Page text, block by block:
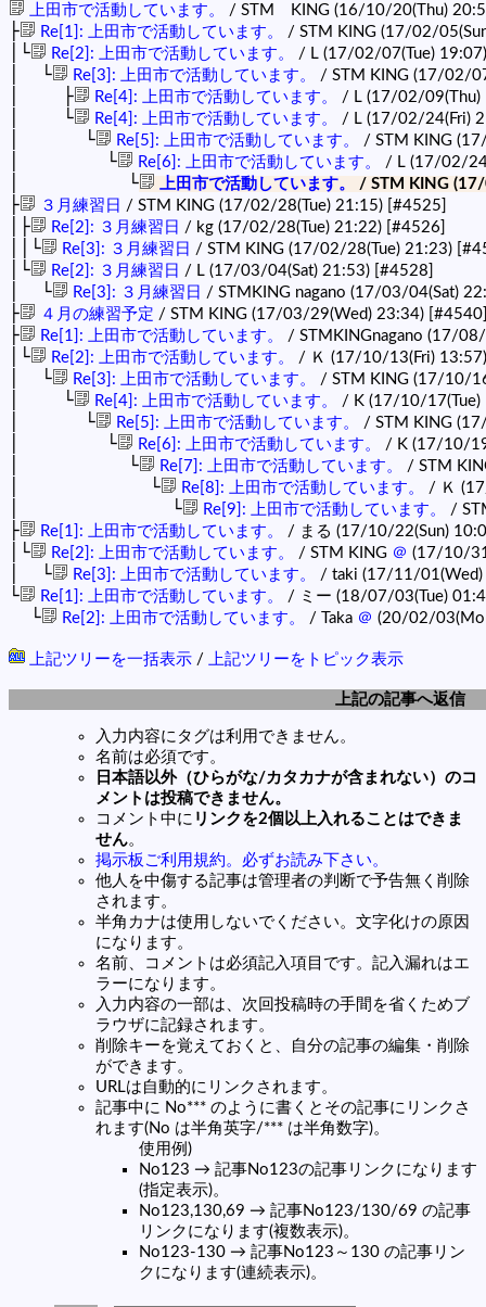
上田市で活動しています。 / STM KING (16/10/20(Thu)
├ Re[1]: 上田市で活動しています。 / STM KING (17/02/
│└ Re[2]: 上田市で活動しています。 / L (17/02/07(Tue)
│ └ Re[3]: 上田市で活動しています。 / STM KING (17/02/
│ ├ Re[4]: 上田市で活動しています。 / L (17/02/
│ └ Re[4]: 上田市で活動しています。 / L (17/02/24(Fri)
│ └ Re[5]: 上田市で活動しています。 / STM KING
│ └ Re[6]: 上田市で活動しています。 / L (17/02/
│ └ 上田市で活動しています。 / STM KING
├ ３月練習日 / STM KING (17/02/28(Tue) 21:15) [#4525]
│├ Re[2]: ３月練習日 / kg (17/02/28(Tue) 21:22) [#4526]
││└ Re[3]: ３月練習日 / STM KING (17/02/28(Tue) 21:23)
│└ Re[2]: ３月練習日 / L (17/03/04(Sat) 21:53) [#4528]
│ └ Re[3]: ３月練習日 / STMKING nagano (17/03/04(Sat)
├ ４月の練習予定 / STM KING (17/03/29(Wed) 23:34)
├ Re[1]: 上田市で活動しています。 / STMKINGnagano (17/
│└ Re[2]: 上田市で活動しています。 / Ｋ (17/10/13(Fri)
│ └ Re[3]: 上田市で活動しています。 / STM KING (17/10/
│ └ Re[4]: 上田市で活動しています。 / K (17/10/
│ └ Re[5]: 上田市で活動しています。 / STM KING
│ └ Re[6]: 上田市で活動しています。 / K (17/10/
│ └ Re[7]: 上田市で活動しています。 / STM
│ └ Re[8]: 上田市で活動しています。 / Ｋ
│ └ Re[9]: 上田市で活動しています。 /
├ Re[1]: 上田市で活動しています。 / まる (17/10/22(Sun)
│└ Re[2]: 上田市で活動しています。 / STM KING ＠ (17/10/
│ └ Re[3]: 上田市で活動しています。 / taki (17/11/
└ Re[1]: 上田市で活動しています。 / ミー (18/07/03(Tue)
└ Re[2]: 上田市で活動しています。 / Taka ＠ (20/02/
上記ツリーを一括表示 / 上記ツリーをトピック表示
上記の記事へ返信
入力内容にタグは利用できません。
名前は必須です。
日本語以外（ひらがな/カタカナが含まれない）のコ
メントは投稿できません。
コメント中に リンクを2個以上入れることはできま
せん。
掲示板ご利用規約。必ずお読み下さい。
他人を中傷する記事は管理者の判断で予告無く削除
されます。
半角カナは使用しないでください。文字化けの原因
になります。
名前、コメントは必須記入項目です。記入漏れはエ
ラーになります。
入力内容の一部は、次回投稿時の手間を省くためブ
ラウザに記録されます。
削除キーを覚えておくと、自分の記事の編集・削除
ができます。
URLは自動的にリンクされます。
記事中に No*** のように書くとその記事にリンクさ
れます(No は半角英字/*** は半角数字)。
使用例)
No123 → 記事No123の記事リンクになります
(指定表示)。
No123,130,69 → 記事No123/130/69 の記事
リンクになります(複数表示)。
No123-130 → 記事No123～130 の記事リン
クになります(連続表示)。